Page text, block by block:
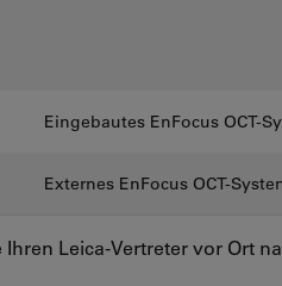
Eingebautes EnFocus OCT-
Externes EnFocus OCT-
Leica-Vertreter vor Ort